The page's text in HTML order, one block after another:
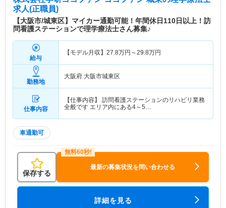
求人(正職員)
【大阪市/城東区】マイカー通勤可能！年間休日110日以上！訪
問看護ステーションで理学療法士さん募集♪
給与
【モデル月収】 27.8万円～29.8万円
勤務地
大阪府 大阪市城東区
仕事内容
【仕事内容】 訪問看護ステーションのリハビリ業務
全般です エリア内にある4～5…
車通勤可
保存する
最新の募集状況を問い合わせる
詳細を見る